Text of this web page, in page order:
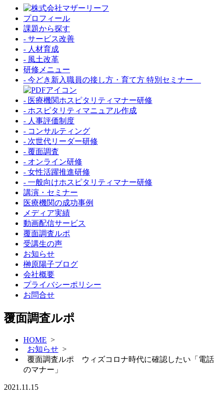
プロフィール
課題から探す
- サービス改善
- 人材育成
- 風土改革
研修メニュー
- 今どき新入職員の接し方・育て方 特別セミナー
- 医療機関ホスピタリティマナー研修
- ホスピタリティマニュアル作成
- 人事評価制度
- コンサルティング
- 次世代リーダー研修
- 覆面調査
- オンライン研修
- 女性活躍推進研修
- 一般向けホスピタリティマナー研修
講演・セミナー
医療機関の成功事例
メディア実績
動画配信サービス
覆面調査ルポ
受講生の声
お知らせ
榊原陽子ブログ
会社概要
プライバシーポリシー
お問合せ
覆面調査ルポ
HOME >
お知らせ >
覆面調査ルポ ウィズコロナ時代に確認したい「電話
のマナー」
2021.11.15